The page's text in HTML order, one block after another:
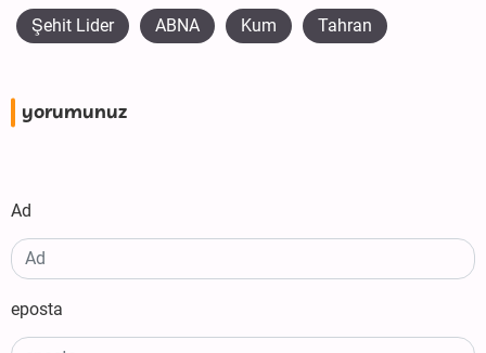
Şehit Lider ABNA Kum Tahran
yorumunuz
Ad
eposta